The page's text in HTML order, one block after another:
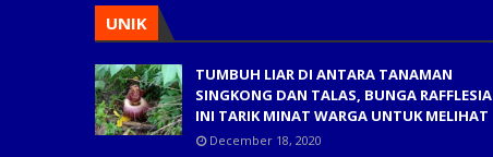
UNIK
TUMBUH LIAR DI ANTARA TANAMAN
SINGKONG DAN TALAS, BUNGA RAFFLESIA
INI TARIK MINAT WARGA UNTUK MELIHAT
December 18, 2020